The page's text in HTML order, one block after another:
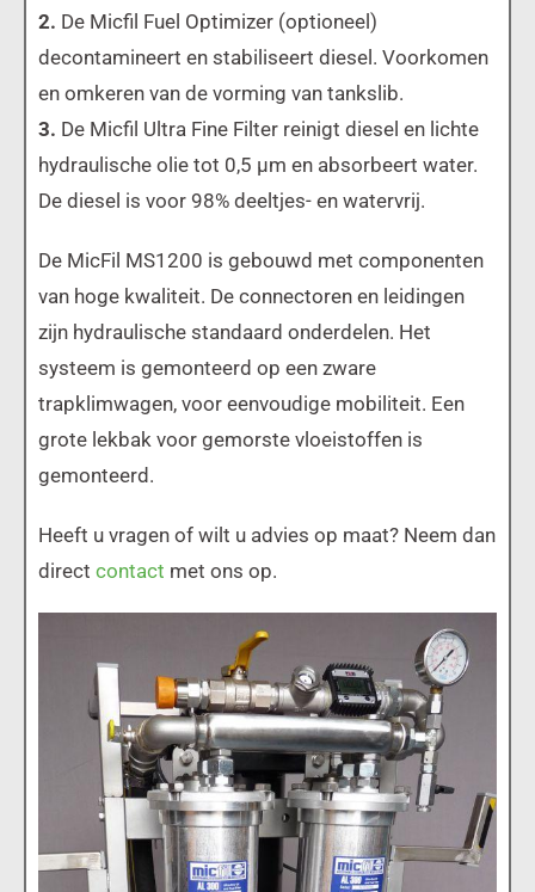
2. De Micfil Fuel Optimizer (optioneel)
decontamineert en stabiliseert diesel. Voorkomen
en omkeren van de vorming van tankslib.
3. De Micfil Ultra Fine Filter reinigt diesel en lichte
hydraulische olie tot 0,5 μm en absorbeert water.
De diesel is voor 98% deeltjes- en watervrij.
De MicFil MS1200 is gebouwd met componenten
van hoge kwaliteit. De connectoren en leidingen
zijn hydraulische standaard onderdelen. Het
systeem is gemonteerd op een zware
trapklimwagen, voor eenvoudige mobiliteit. Een
grote lekbak voor gemorste vloeistoffen is
gemonteerd.
Heeft u vragen of wilt u advies op maat? Neem dan
direct contact met ons op.